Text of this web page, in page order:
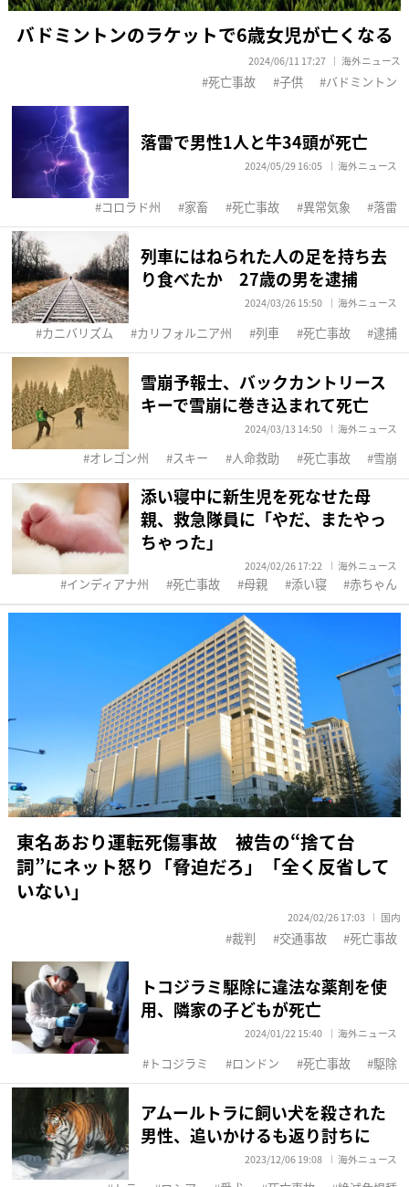
バドミントンのラケットで6歳女児が亡くなる
2024/06/11 17:27 海外ニュース
死亡事故 子供 バドミントン
落雷で男性1人と牛34頭が死亡
2024/05/29 16:05 海外ニュース
コロラド州 家畜 死亡事故 異常気象 落雷
列車にはねられた人の足を持ち去
り食べたか 27歳の男を逮捕
2024/03/26 15:50 海外ニュース
カニバリズム カリフォルニア州 列車 死亡事故 逮捕
雪崩予報士、バックカントリース
キーで雪崩に巻き込まれて死亡
2024/03/13 14:50 海外ニュース
オレゴン州 スキー 人命救助 死亡事故 雪崩
添い寝中に新生児を死なせた母
親、救急隊員に「やだ、またやっ
ちゃった」
2024/02/26 17:22 海外ニュース
インディアナ州 死亡事故 母親 添い寝 赤ちゃん
東名あおり運転死傷事故 被告の“捨て台
詞”にネット怒り「脅迫だろ」「全く反省して
いない」
2024/02/26 17:03 国内
裁判 交通事故 死亡事故
トコジラミ駆除に違法な薬剤を使
用、隣家の子どもが死亡
2024/01/22 15:40 海外ニュース
トコジラミ ロンドン 死亡事故 駆除
アムールトラに飼い犬を殺された
男性、追いかけるも返り討ちに
2023/12/06 19:08 海外ニュース